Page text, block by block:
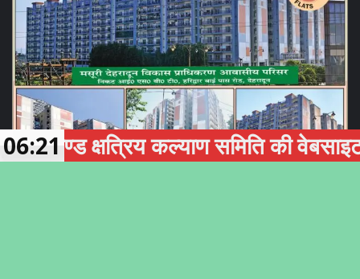
कल्याण समिति की वेबसाइट एवं क्षत्रिय
06:21